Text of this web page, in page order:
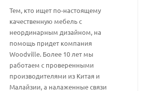
Тем, кто ищет по-настоящему
качественную мебель с
неординарным дизайном, на
помощь придет компания
Woodville. Более 10 лет мы
работаем с проверенными
производителями из Китая и
Малайзии, а налаженные связи